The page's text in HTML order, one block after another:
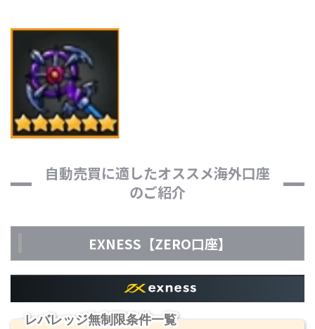
自動売買に適したオススメ海外口座
のご紹介
EXNESS【ZERO口座】
レバレッジ無制限条件一覧